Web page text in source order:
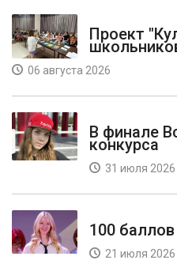
Проект
06 августа 2026
В финале
конкурса
31 июля 2026
100
21 июля 2026